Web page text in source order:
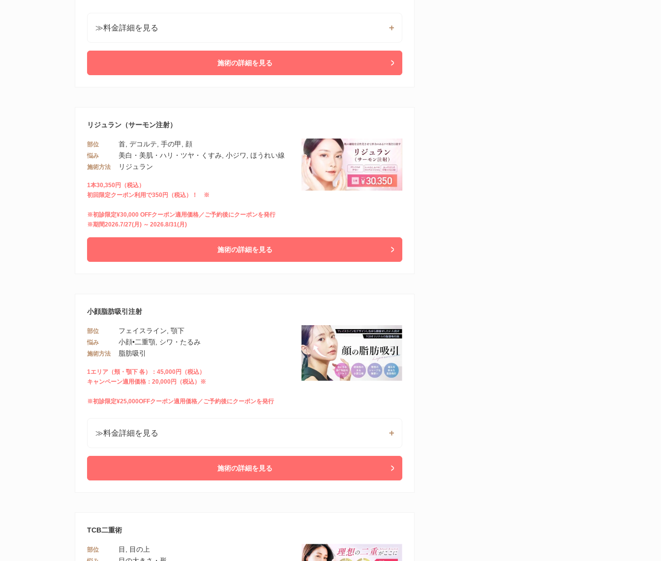
≫料金詳細を見る
施術の詳細を見る
リジュラン（サーモン注射）
部位 首, デコルテ, 手の甲, 顔
悩み 美白・美肌・ハリ・ツヤ・くすみ, 小ジワ, ほうれい線
施術方法 リジュラン
1本30,350円（税込）
初回限定クーポン利用で350円（税込）！ ※
※初診限定¥30,000 OFFクーポン適用価格／ご予約後にクーポンを発行
※期間2026.7/27(月) ～ 2026.8/31(月)
施術の詳細を見る
小顔脂肪吸引注射
部位 フェイスライン, 顎下
悩み 小顔•二重顎, シワ・たるみ
施術方法 脂肪吸引
1エリア（頬・顎下 各）：45,000円（税込）
キャンペーン適用価格：20,000円（税込）※
※初診限定¥25,000OFFクーポン適用価格／ご予約後にクーポンを発行
≫料金詳細を見る
施術の詳細を見る
TCB二重術
部位 目, 目の上